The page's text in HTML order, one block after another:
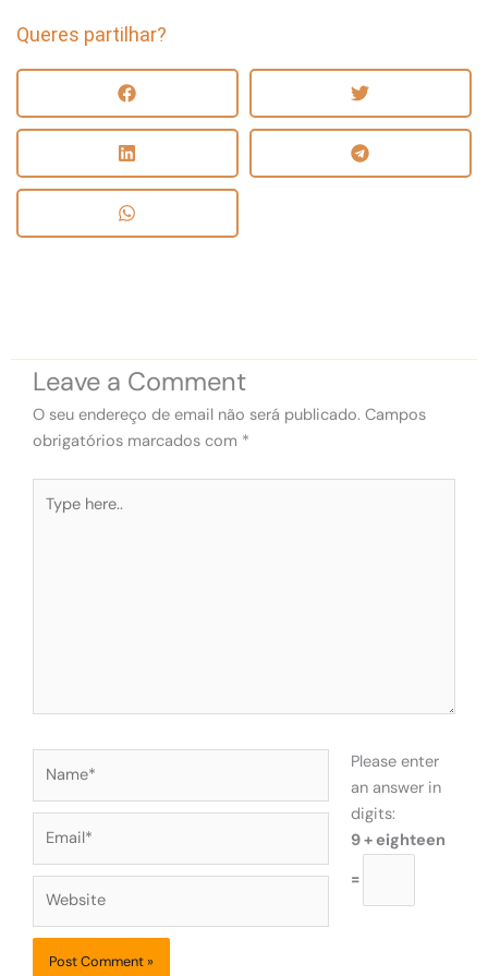
Queres partilhar?
Leave a Comment
O seu endereço de email não será publicado. Campos
obrigatórios marcados com *
here..
Please enter
an answer in
digits:
9 + eighteen
=